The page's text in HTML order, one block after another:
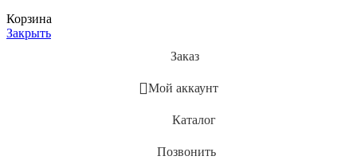
Корзина
Закрыть
Заказ
Мой аккаунт
Каталог
Позвонить